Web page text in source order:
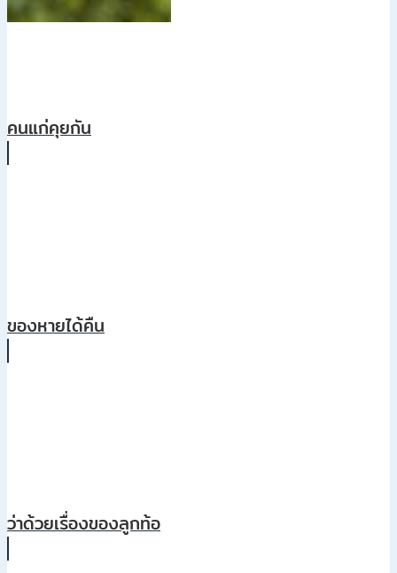
คนแก่คุยกัน
ของหายได้คืน
ว่าด้วยเรื่องของลูกท้อ